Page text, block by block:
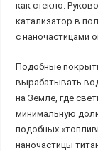
как стекло.
катализатор в
с наночастицами
Подобные
вырабатывать
на Земле, где
минимальную
подобных
наночастицы